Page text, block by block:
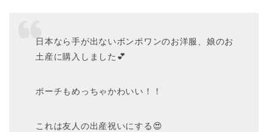
日本なら手が出ないボンポワンのお洋服、娘のお
土産に購入しました💕
ポーチもめっちゃかわいい！！
これは友人の出産祝いにする😍